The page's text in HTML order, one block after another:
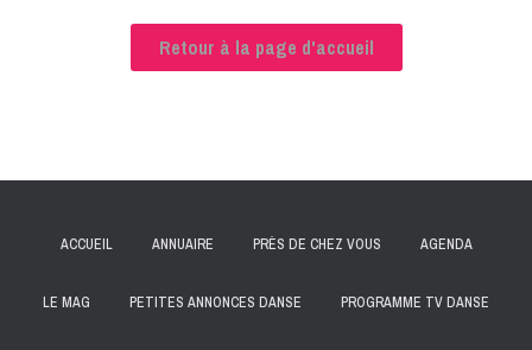
Retour à la page d'accueil
ACCUEIL ANNUAIRE PRÈS DE CHEZ VOUS AGENDA
LE MAG PETITES ANNONCES DANSE PROGRAMME TV DANSE